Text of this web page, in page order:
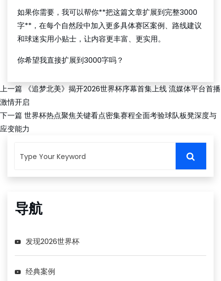
如果你需要，我可以帮你**把这篇文章扩展到完整3000
字**，在每个自然段中加入更多具体赛区案例、路线建议
和球迷实用小贴士，让内容更丰富、更实用。
你希望我直接扩展到3000字吗？
上一篇 《追梦北美》揭开2026世界杯序幕首集上线 流媒体平台首播
激情开启
下一篇 世界杯热点聚焦关键看点密集赛程全面考验球队板凳深度与
应变能力
导航
发现2026世界杯
经典案例